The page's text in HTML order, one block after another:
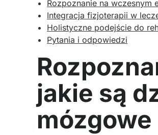
Rozpoznanie na wczesnym
Integracja fizjoterapii w
Holistyczne podejście do
Pytania i odpowiedzi
jakie są